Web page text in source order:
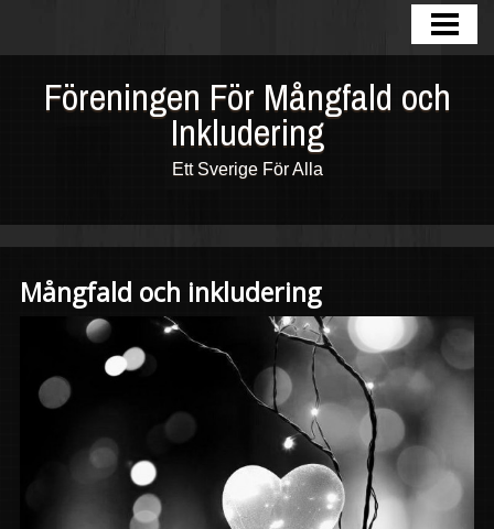
MÅNGFALD
MOT RASISM
FORUM
COMMUNITY
Föreningen För Mångfald och
Inkludering
Ett Sverige För Alla
Mångfald och inkludering